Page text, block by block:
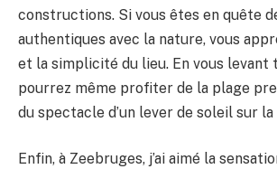
constructions. Si vous êtes en quête
authentiques avec la nature, vous
et la simplicité du lieu. En vous levant
pourrez même profiter de la plage
du spectacle d’un lever de soleil sur
Enfin, à Zeebruges, j’ai aimé la